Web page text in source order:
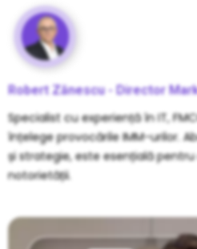
Robert Zănescu - Director
Specialist cu experiență în IT,
înțelege provocările IMM-urilor.
și strategie, este esențială
notorietății.